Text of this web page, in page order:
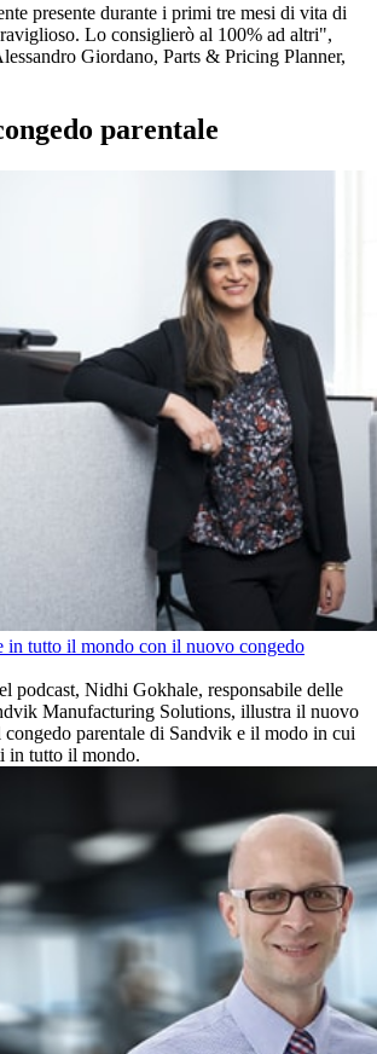
presente durante i primi tre mesi di vita di
Lo consiglierò al 100% ad altri",
Giordano, Parts & Pricing Planner,
parentale
in tutto il mondo con il nuovo congedo
podcast, Nidhi Gokhale, responsabile delle
Manufacturing Solutions, illustra il nuovo
parentale di Sandvik e il modo in cui
in tutto il mondo.